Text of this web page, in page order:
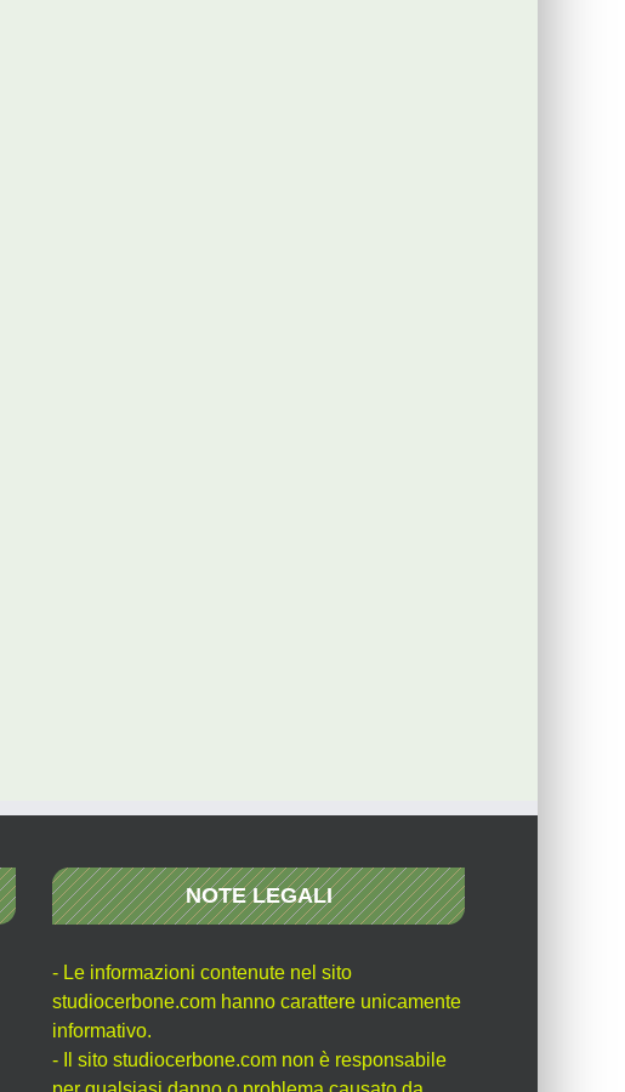
NOTE LEGALI
- Le informazioni contenute nel sito
studiocerbone.com hanno carattere unicamente
informativo.
- Il sito studiocerbone.com non è responsabile